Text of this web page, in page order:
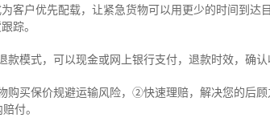
客户优先配载，让紧急货物可以用更少的时间到达
踪。
款模式，可以现金或网上银行支付，退款时效，确认
购买保价规避运输风险，②快速理赔，解决您的后
付。